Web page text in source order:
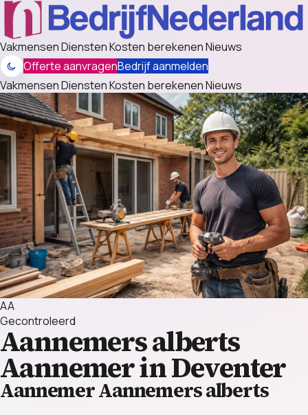
VakmensenDienstenKosten berekenenNieuws
Offerte aanvragenBedrijf aanmelden
VakmensenDienstenKosten berekenenNieuws
AA
Gecontroleerd
Aannemers alberts
Aannemer in Deventer
Aannemer Aannemers alberts